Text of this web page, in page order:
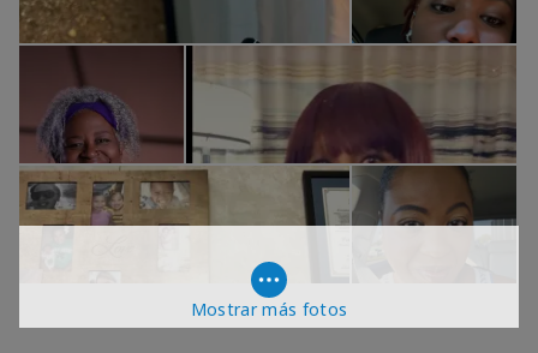
Mostrar más fotos